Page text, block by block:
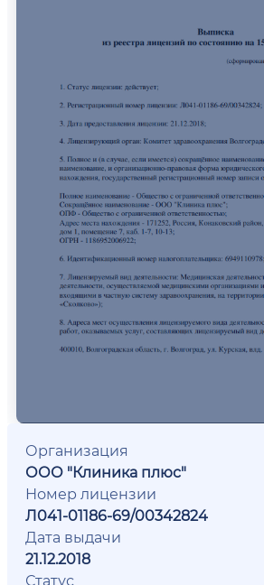
Организация
ООО "Клиника плюс"
Номер лицензии
Л041-01186-69/00342824
Дата выдачи
21.12.2018
Статус